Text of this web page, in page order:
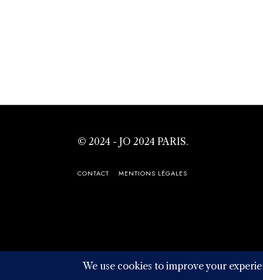
© 2024 - JO 2024 PARIS.
CONTACT MENTIONS LÉGALES